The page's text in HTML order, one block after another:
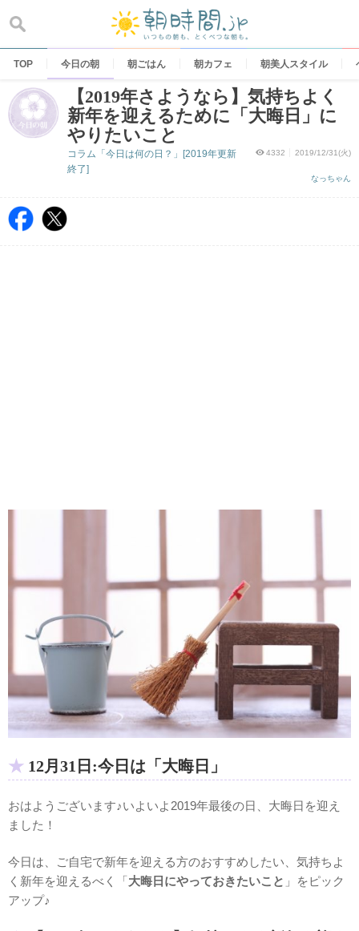
content
TOP 今日の朝 朝ごはん 朝カフェ 朝美人スタイル
【2019年さようなら】気持ちよく
新年を迎えるために「大晦日」に
やりたいこと
4332 2019/12/31(火)
なっちゃん
コラム「今日は何の日？」[2019年更新
終了]
12月31日:今日は「大晦日」
おはようございます♪いよいよ2019年最後の日、大晦日を迎え
ました！
今日は、ご自宅で新年を迎える方のおすすめしたい、気持ちよ
く新年を迎えるべく「大晦日にやっておきたいこと 」をピック
アップ♪